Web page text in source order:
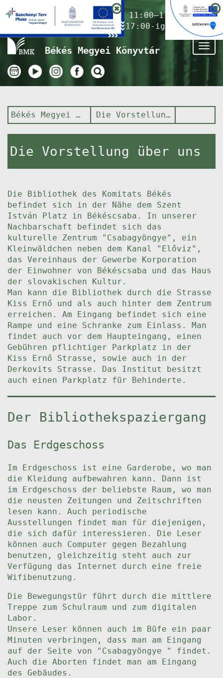
Nyitvatartás ma:11:00–17:00
(Gyermekkönyvtár 17:00-ig)
Békés Megyei Könyvtár
Békés Megyei Könyvtár Die Vorstellung über uns
Die Vorstellung über uns
Die Bibliothek des Komitats Békés
befindet sich in der Nähe dem Szent
István Platz in Békéscsaba. In unserer
Nachbarschaft befindet sich das
kulturelle Zentrum "Csabagyöngye", ein
Kleinwäldchen neben dem Kanal "Előviz",
das Vereinhaus der Gewerbe Korporation
der Einwohner von Békéscsaba und das Haus
der slovakischen Kultur.
Man kann die Bibliothek durch die Strasse
Kiss Ernő und als auch hinter dem Zentrum
erreichen. Am Eingang befindet sich eine
Rampe und eine Schranke zum Einlass. Man
findet auch vor dem Haupteingang, einen
Gebühren pflichtiger Parkplatz in der
Kiss Ernő Strasse, sowie auch in der
Derkovits Strasse. Das Institut besitzt
auch einen Parkplatz für Behinderte.
Der Bibliothekspaziergang
Das Erdgeschoss
Im Erdgeschoss ist eine Garderobe, wo man
die Kleidung aufbewahren kann. Dann ist
im Erdgeschoss der beliebste Raum, wo man
die neusten Zeitungen und Zeitschriften
lesen kann. Auch periodische
Ausstellungen findet man für diejenigen,
die sich dafür interessieren. Die Leser
können auch Computer gegen Bezahlung
benutzen, gleichzeitig steht auch zur
Verfügung das Internet durch eine freie
Wifibenutzung.
Die Bewegungstür führt durch die mittlere
Treppe zum Schulraum und zum digitalen
Labor.
Unsere Leser können auch im Büfe ein paar
Minuten verbringen, dass man am Eingang
auf der Seite von "Csabagyöngye " findet.
Auch die Aborten findet man am Eingang
des Gebäudes.